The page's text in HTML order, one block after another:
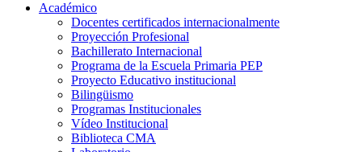
Académico
Docentes certificados internacionalmente
Proyección Profesional
Bachillerato Internacional
Programa de la Escuela Primaria PEP
Proyecto Educativo institucional
Bilingüismo
Programas Institucionales
Vídeo Institucional
Biblioteca CMA